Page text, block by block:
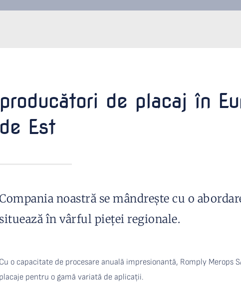
producători de placaj în
de Est
noastră se mândrește cu o
situează în vârful pieței regionale.
Cu o capacitate de procesare anuală impresionantă, Romply Merops
placaje pentru o gamă variată de aplicații.